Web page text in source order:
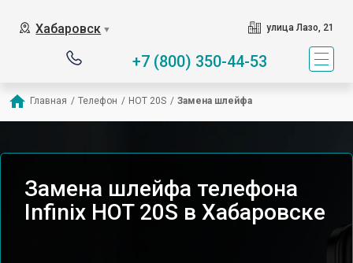
Хабаровск ▼ улица Лазо, 21
+7 (800) 350-44-53
Главная / Телефон / HOT 20S / Замена шлейфа
Замена шлейфа телефона
Infinix HOT 20S в Хабаровске